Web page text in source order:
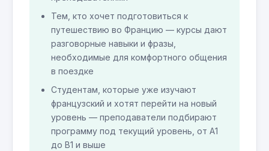
Тем, кто хочет подготовиться к
путешествию во Францию — курсы дают
разговорные навыки и фразы,
необходимые для комфортного общения
в поездке
Студентам, которые уже изучают
французский и хотят перейти на новый
уровень — преподаватели подбирают
программу под текущий уровень, от A1
до B1 и выше